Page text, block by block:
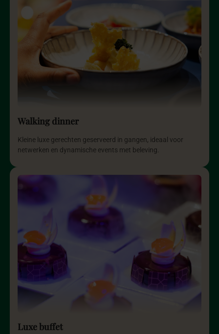
Walking dinner
Kleine luxe gerechten geserveerd in gangen, ideaal voor
netwerken en dynamische events met beleving.
Luxe buffet